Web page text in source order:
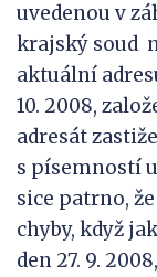
uvedenou v
krajský soud
aktuální
10. 2008,
adresát
s písemností
sice patrno,
chyby, když
den 27. 9.